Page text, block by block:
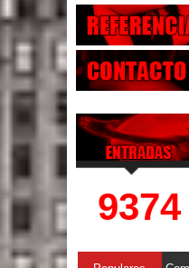
9374